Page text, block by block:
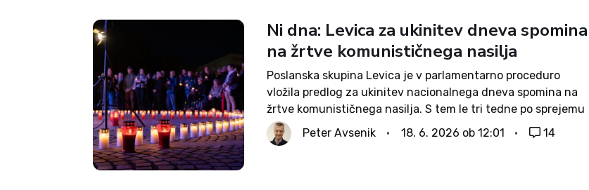
Ni dna: Levica za ukinitev dneva spomina
na žrtve komunističnega nasilja
Poslanska skupina Levica je v parlamentarno proceduro
vložila predlog za ukinitev nacionalnega dneva spomina na
žrtve komunističnega nasilja. S tem le tri tedne po sprejemu
zakona, ki uzakonja dostojen pokop vseh žrtev in nacionalni
dan spomina skuša očitno zasejati neenotnost...
Peter Avsenik 18. 6. 2026 ob 12:01 14